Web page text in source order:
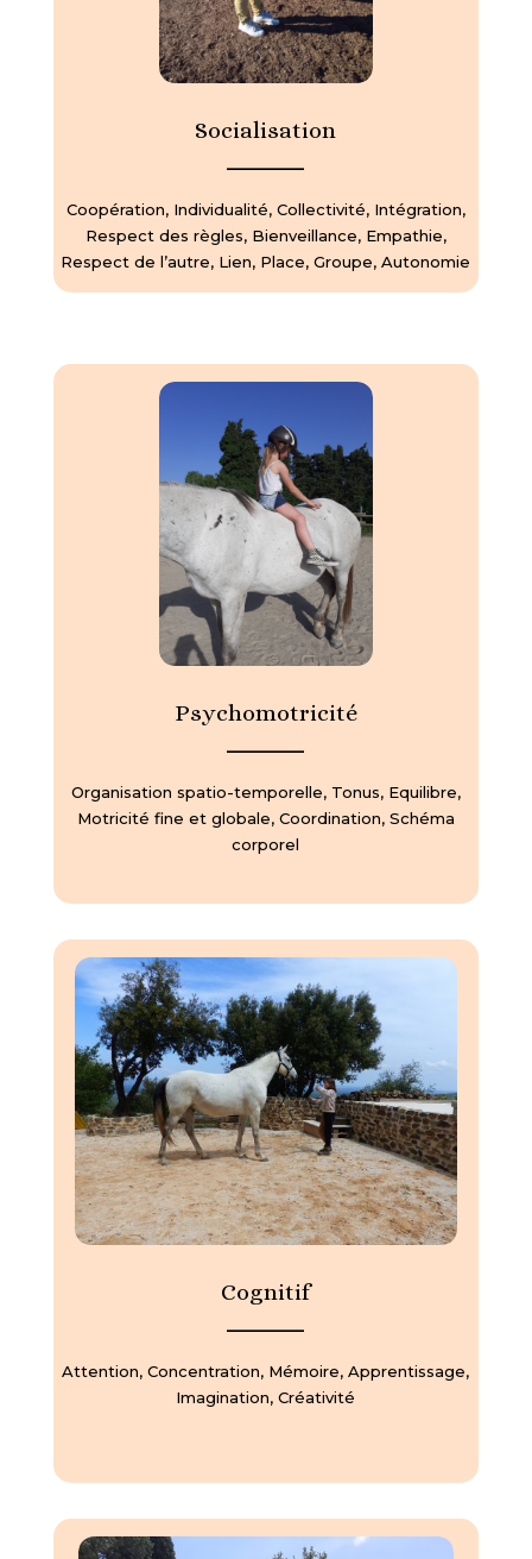
Socialisation
—————
Coopération, Individualité, Collectivité, Intégration,
Respect des règles, Bienveillance, Empathie,
Respect de l’autre, Lien, Place, Groupe, Autonomie
Psychomotricité
—————
Organisation spatio-temporelle, Tonus, Equilibre,
Motricité fine et globale, Coordination, Schéma
corporel
Cognitif
—————
Attention, Concentration, Mémoire, Apprentissage,
Imagination, Créativité